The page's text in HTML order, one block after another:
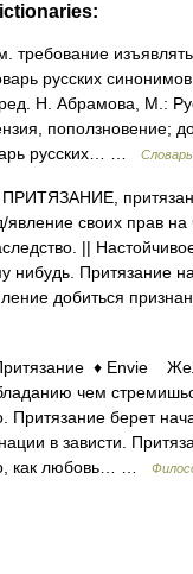
требование
русских
Н. Абрамова, М.:
поползновение;
русских… …
своих прав на
||
нибудь. Притязание
добиться
♦ Envie
чем
Притязание берет
в зависти.
как любовь… …